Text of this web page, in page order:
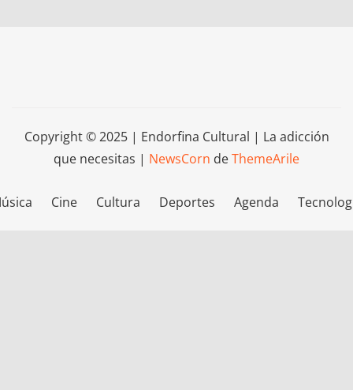
Copyright © 2025 | Endorfina Cultural | La adicción
que necesitas | NewsCorn deThemeArile
Cine Cultura Deportes Agenda